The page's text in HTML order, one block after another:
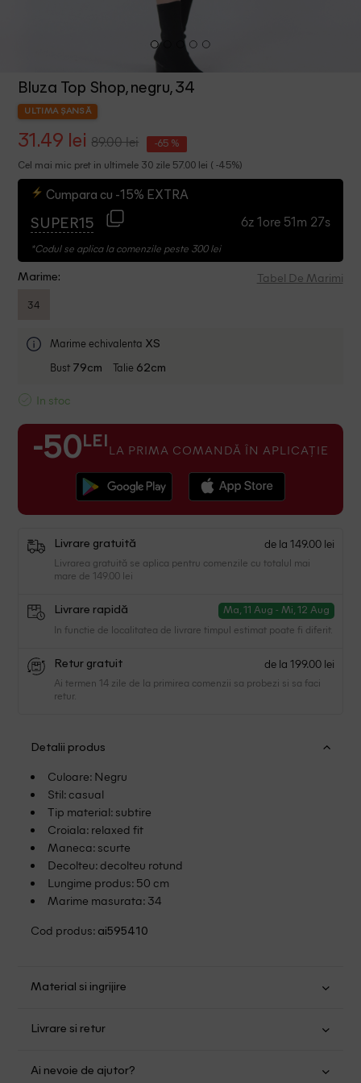
Bluza Top Shop, negru, 34
ULTIMA ȘANSĂ
31.49 lei 89.00 lei -65 %
Cel mai mic pret in ultimele 30 zile 57.00 lei ( -45%)
Cumpara cu -15% EXTRA
SUPER15 6z 1ore 51m 27s
*Codul se aplica la comenzile peste 300 lei
Marime: Tabel De Marimi
34
Marime echivalenta XS
Bust 79cm Talie 62cm
In stoc
-50 LEI LA PRIMA COMANDĂ ÎN APLICAȚIE
Livrare gratuită de la 149.00 lei
Livrarea gratuită se aplica pentru comenzile cu totalul mai
mare de 149.00 lei
Livrare rapidă Ma, 11 Aug - Mi, 12 Aug
In functie de localitatea de livrare timpul estimat poate fi diferit.
Retur gratuit de la 199.00 lei
Ai termen 14 zile de la primirea comenzii sa probezi si sa faci
retur.
Detalii produs
Culoare: Negru
Stil: casual
Tip material: subtire
Croiala: relaxed fit
Maneca: scurte
Decolteu: decolteu rotund
Lungime produs: 50 cm
Marime masurata: 34
Cod produs: ai595410
Material si ingrijire
Nu folositi inalbitor
Livrare si retur
mare de 149.00 lei.
Ai nevoie de ajutor?